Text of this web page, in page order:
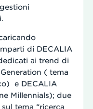
di DECALIA
ai trend di
( tema
e DECALIA
Millennials); due
tema “ricerca